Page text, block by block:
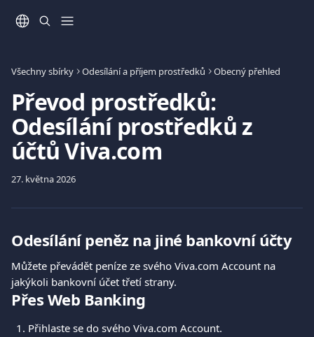
Všechny sbírky Odesílání a příjem prostředků Obecný přehled
Převod prostředků:
Odesílání prostředků z
účtů Viva.com
27. května 2026
Odesílání peněz na jiné bankovní účty
Můžete převádět peníze ze svého Viva.com Account na
jakýkoli bankovní účet třetí strany.
Přes Web Banking
Přihlaste se do svého Viva.com Account.